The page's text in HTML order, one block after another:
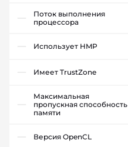
Поток выполнения
процессора
Использует HMP
Имеет TrustZone
Максимальная
пропускная способность
памяти
Версия OpenCL